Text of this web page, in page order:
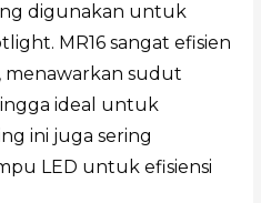
digunakan untuk
MR16 sangat efisien
menawarkan sudut
ideal untuk
ini juga sering
LED untuk efisiensi